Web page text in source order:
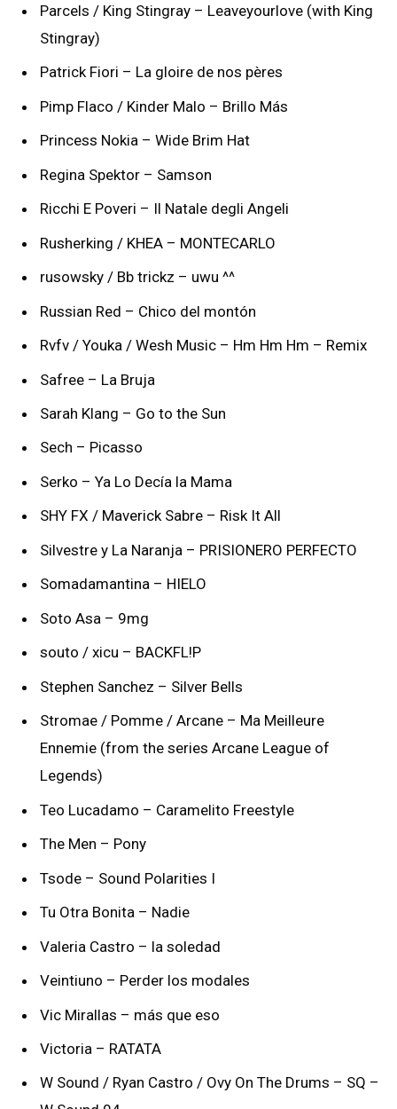
Parcels / King Stingray – Leaveyourlove (with King
Stingray)
Patrick Fiori – La gloire de nos pères
Pimp Flaco / Kinder Malo – Brillo Más
Princess Nokia – Wide Brim Hat
Regina Spektor – Samson
Ricchi E Poveri – Il Natale degli Angeli
Rusherking / KHEA – MONTECARLO
rusowsky / Bb trickz – uwu ^^
Russian Red – Chico del montón
Rvfv / Youka / Wesh Music – Hm Hm Hm – Remix
Safree – La Bruja
Sarah Klang – Go to the Sun
Sech – Picasso
Serko – Ya Lo Decía la Mama
SHY FX / Maverick Sabre – Risk It All
Silvestre y La Naranja – PRISIONERO PERFECTO
Somadamantina – HIELO
Soto Asa – 9mg
souto / xicu – BACKFL!P
Stephen Sanchez – Silver Bells
Stromae / Pomme / Arcane – Ma Meilleure
Ennemie (from the series Arcane League of
Legends)
Teo Lucadamo – Caramelito Freestyle
The Men – Pony
Tsode – Sound Polarities I
Tu Otra Bonita – Nadie
Valeria Castro – la soledad
Veintiuno – Perder los modales
Vic Mirallas – más que eso
Victoria – RATATA
W Sound / Ryan Castro / Ovy On The Drums – SQ –